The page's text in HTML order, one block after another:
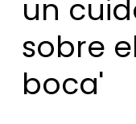
un
sobre
boca'